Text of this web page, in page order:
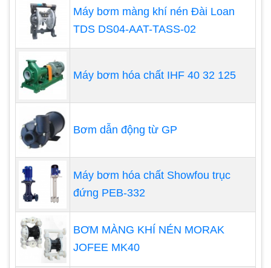
thể do đấu điện sai pha hoặc thiếu pha dẫn đến
bơm không thể khởi động (đối với máy bơm màng
chạy điện). Hoặc do phần dây cáp nối từ máy nén
khí đến bơm bị lỏng (đối với bơm màng chạy khí
nén).
Đối với sự cố này, bạn có thể tư khắc phục bằng
cách kiểm tra lại cách đấu nối điện, hoặc kiểm tra
đường ống dẫn khí.
Máy bơm màng khí nén Đài Loan
TDS DS04-AAT-TASS-02
Máy bơm hóa chất IHF 40 32 125
Bơm dẫn động từ GP
Máy bơm hóa chất Showfou trục
đứng PEB-332
BƠM MÀNG KHÍ NÉN MORAK
JOFEE MK40